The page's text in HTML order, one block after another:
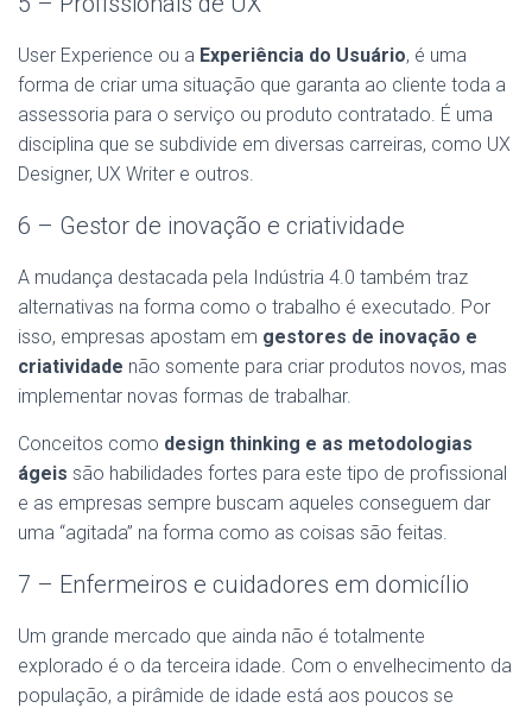
User Experience ou a Experiência do Usuário, é uma
forma de criar uma situação que garanta ao cliente toda a
assessoria para o serviço ou produto contratado. É uma
disciplina que se subdivide em diversas carreiras, como UX
Designer, UX Writer e outros.
6 – Gestor de inovação e criatividade
A mudança destacada pela Indústria 4.0 também traz
alternativas na forma como o trabalho é executado. Por
isso, empresas apostam em gestores de inovação e
criatividade não somente para criar produtos novos, mas
implementar novas formas de trabalhar.
Conceitos como design thinking e as metodologias
ágeis são habilidades fortes para este tipo de profissional
e as empresas sempre buscam aqueles conseguem dar
uma “agitada” na forma como as coisas são feitas.
7 – Enfermeiros e cuidadores em domicílio
Um grande mercado que ainda não é totalmente
explorado é o da terceira idade. Com o envelhecimento da
população, a pirâmide de idade está aos poucos se